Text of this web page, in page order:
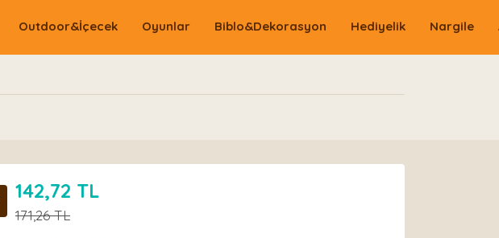
Outdoor&İçecek Oyunlar Biblo&Dekorasyon Hediyelik Nargile
142,72 TL
171,26 TL